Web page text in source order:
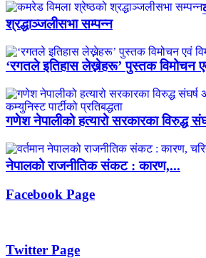
श्रद्धाञ्जलीसभा सम्पन्न
‘रगतले इतिहास लेख्नेहरू’ पुस्तक विमोचन
गणेश नेपालीको हत्यारो सरकारका विरुद्ध
नेपालको राजनीतिक संकट : कारण,...
Facebook Page
Twitter Page